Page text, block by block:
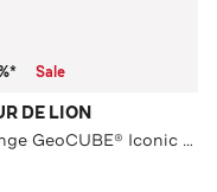
Sale
DE LION
Ohrringe GeoCUBE® Iconic Nature pink